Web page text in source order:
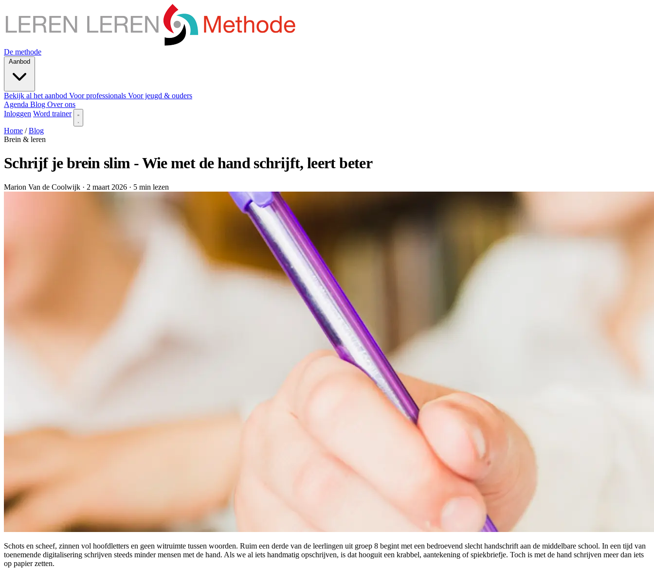
De methode
Bekijk al het aanbod Voor professionals Voor jeugd & ouders
Agenda Blog Over ons
Inloggen Word trainer
Home / Blog
Brein & leren
Schrijf je brein slim - Wie met de hand schrijft, leert beter
Marion Van de Coolwijk · 2 maart 2026 · 5 min lezen
Schots en scheef, zinnen vol hoofdletters en geen witruimte tussen woorden. Ruim een derde van de leerlingen uit groep 8 begint met een bedroevend slecht handschrift aan de middelbare school. In een tijd van
toenemende digitalisering schrijven steeds minder mensen met de hand. Als we al iets handmatig opschrijven, is dat hooguit een krabbel, aantekening of spiekbriefje. Toch is met de hand schrijven meer dan iets
op papier zetten.